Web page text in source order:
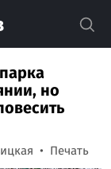
но
Печать